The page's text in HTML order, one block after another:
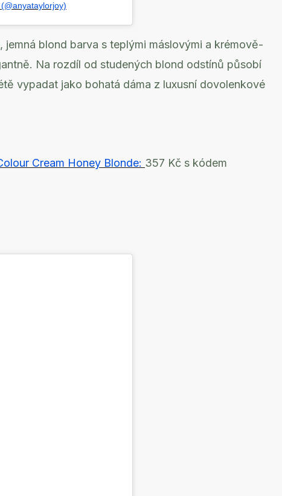
jemná blond barva s teplými máslovými a krémově-
Na rozdíl od studených blond odstínů působí
vypadat jako bohatá dáma z luxusní dovolenkové
Cream Honey Blonde: 357 Kč s kódem